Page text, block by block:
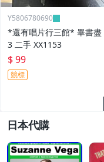
Y5806780690
*還有唱片行三館* 畢書盡
3 二手 XX1153
$ 99
競標
日本代購